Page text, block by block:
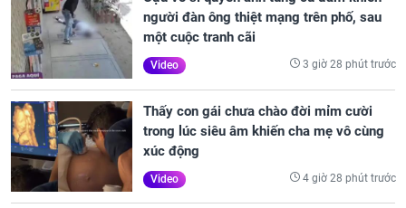
người đàn ông thiệt mạng trên phố, sau
một cuộc tranh cãi
Video 3 giờ 28 phút trước
Thấy con gái chưa chào đời mỉm cười
trong lúc siêu âm khiến cha mẹ vô cùng
xúc động
Video 4 giờ 28 phút trước